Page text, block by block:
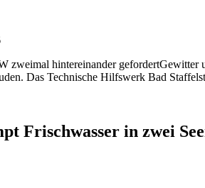
Gewitter
Das Technische Hilfswerk Bad
Frischwasser in zwei